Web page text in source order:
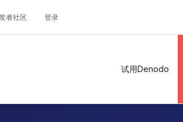
者社区 登录
试用Denodo